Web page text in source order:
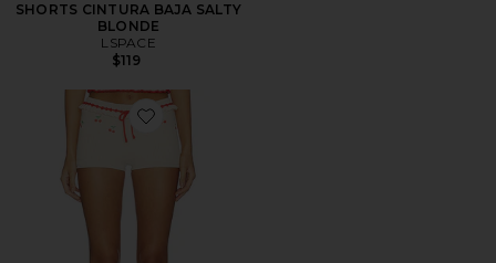
SHORTS CINTURA BAJA SALTY
BLONDE
LSPACE
$119
Favorite Felina Cherry Embroidered Short